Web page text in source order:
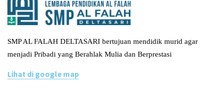
SMP AL FALAH DELTASARI bertujuan mendidik murid agar
menjadi Pribadi yang Berahlak Mulia dan Berprestasi
Lihat di google map